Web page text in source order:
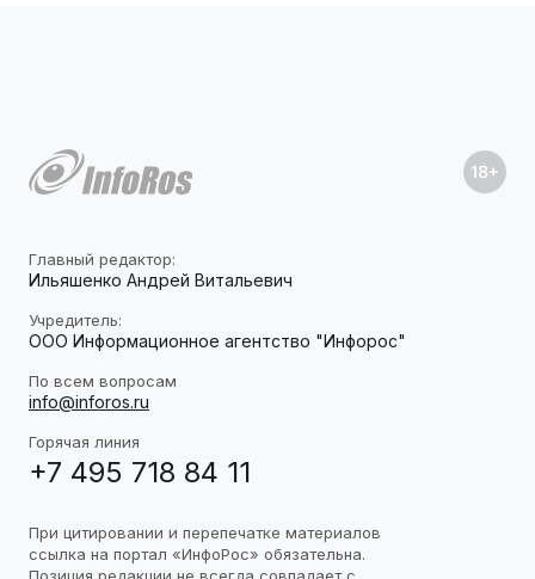
Главный редактор:
Ильяшенко Андрей Витальевич
Учредитель:
ООО Информационное агентство "Инфорос"
По всем вопросам
info@inforos.ru
Горячая линия
+7 495 718 84 11
При цитировании и перепечатке материалов
ссылка на портал «ИнфоРос» обязательна.